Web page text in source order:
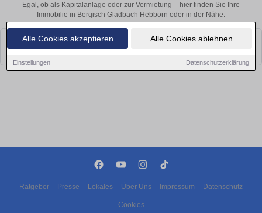
Alle Cookies akzeptieren Alle Cookies ablehnen
Einstellungen Datenschutzerklärung
Egal, ob als Kapitalanlage oder zur Vermietung – hier finden Sie Ihre
Immobilie in Bergisch Gladbach Hebborn oder in der Nähe.
Leider konnten wir derzeit keine passenden Objekte finden. Schauen Sie
bald wieder vorbei!
Ratgeber Presse Lokales Über Uns Impressum Datenschutz
Cookies